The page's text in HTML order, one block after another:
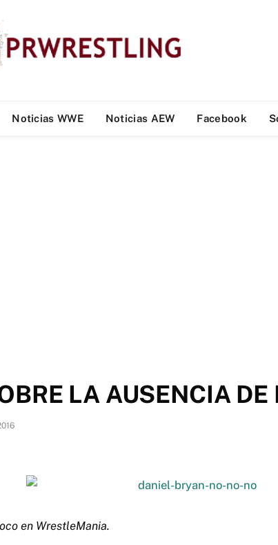
Noticias WWE Noticias AEW Facebook
LA AUSENCIA DE
en WrestleMania.